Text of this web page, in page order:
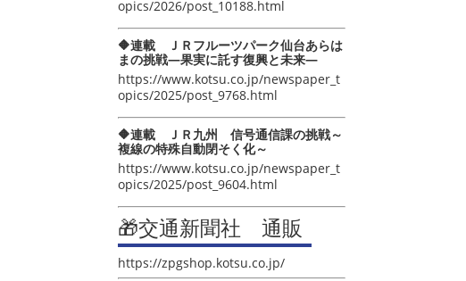
opics/2026/post_10188.html
🔶連載 ＪＲフルーツパーク仙台あらは
まの挑戦―果実に託す復興と未来―
https://www.kotsu.co.jp/newspaper_t
opics/2025/post_9768.html
🔶連載 ＪＲ九州 信号通信課の挑戦～
複線の特殊自動閉そく化～
https://www.kotsu.co.jp/newspaper_t
opics/2025/post_9604.html
🎁交通新聞社 通販
https://zpgshop.kotsu.co.jp/